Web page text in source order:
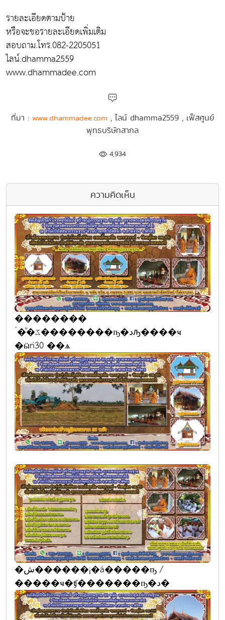
รายละเอียดตามป้าย
หรือจะขอรายละเอียดเพิ่มเติม
สอบถาม.โทร.082-2205051
ไลน์.dhamma2559
www.dhammadee.com
ที่มา : www.dhammadee.com , ไลน์ dhamma2559 , เฟ็สศูนย์
พุทธบริษัทสากล
4,934
ความคิดเห็น
��������
´�ͧ�ػ��������ҧ�دԡ����ҹ
�ӹǹ30 ��ѧ
�ش������¡�á�����ҧ /
�����ҹ�ʧ�������ҧ�د�